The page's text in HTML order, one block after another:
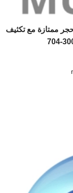
ممتازة مع تكثيف